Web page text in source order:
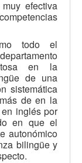
efectiva
todo el
en la
de una
sistemática
de en la
inglés por
en que el
autonómico
bilingüe y